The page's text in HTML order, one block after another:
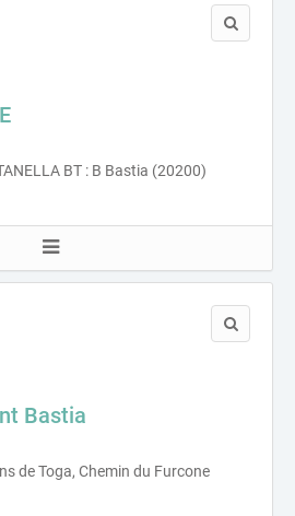
BT : B Bastia (20200)
Bastia
de Toga, Chemin du Furcone